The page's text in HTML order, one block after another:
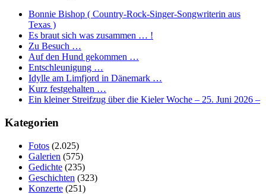
Bonnie Bishop ( Country-Rock-Singer-Songwriterin aus
Texas )
Es braut sich was zusammen … !
Zu Besuch …
Auf den Hund gekommen …
Entschleunigung …
Idylle am Limfjord in Dänemark …
Kurz festgehalten …
Ein kleiner Streifzug über die Kieler Woche – 25. Juni 2026 –
Kategorien
Fotos (2.025)
Galerien (575)
Gedichte (235)
Geschichten (323)
Konzerte (251)